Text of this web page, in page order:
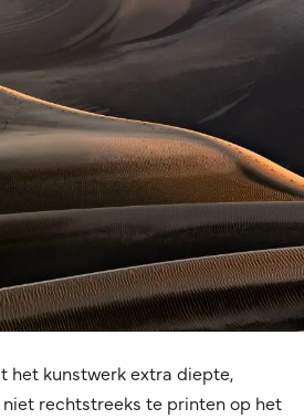
het kunstwerk extra diepte,
rechtstreeks te printen op het